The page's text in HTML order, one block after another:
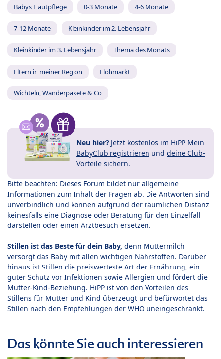
Babys Hautpflege 0-3 Monate 4-6 Monate
7-12 Monate Kleinkinder im 2. Lebensjahr
Kleinkinder im 3. Lebensjahr Thema des Monats
Eltern in meiner Region Flohmarkt
Wichteln, Wanderpakete & Co
Neu hier? Jetzt kostenlos im HiPP Mein
BabyClub registrieren und deine Club-
Vorteile sichern.
Bitte beachten: Dieses Forum bildet nur allgemeine
Informationen zum Inhalt der Fragen ab. Die Antworten sind
unverbindlich und können aufgrund der räumlichen Distanz
keinesfalls eine Diagnose oder Beratung für den Einzelfall
darstellen oder einen Arztbesuch ersetzen.
Stillen ist das Beste für dein Baby, denn Muttermilch
versorgt das Baby mit allen wichtigen Nährstoffen. Darüber
hinaus ist Stillen die preiswerteste Art der Ernährung, ein
guter Schutz vor Infektionen sowie Allergien und fördert die
Mutter-Kind-Beziehung. HiPP ist von den Vorteilen des
Stillens für Mutter und Kind überzeugt und befürwortet das
Stillen nach den Empfehlungen der WHO uneingeschränkt.
Das könnte Sie auch interessieren